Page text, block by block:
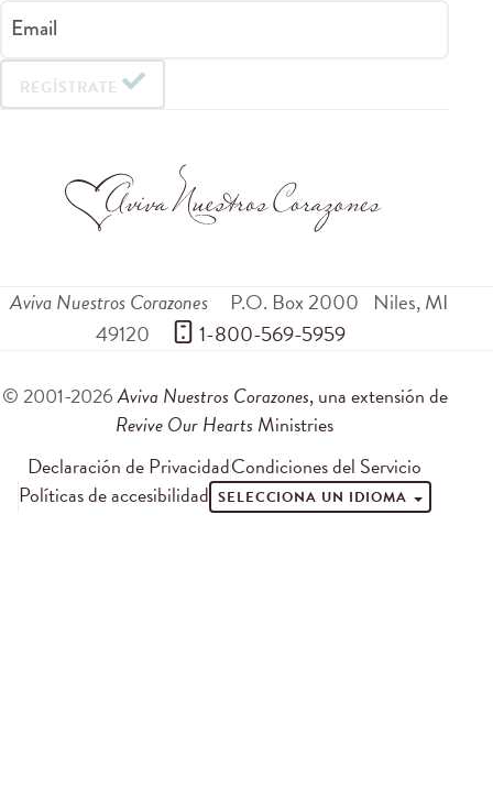
Email
REGÍSTRATE
Aviva Nuestros Corazones P.O. Box 2000 Niles,MI
49120
1-800-569-5959
© 2001-2026Aviva Nuestros Corazones, una extensión de
Revive Our Hearts Ministries
Declaración de PrivacidadCondiciones del Servicio
Políticas de accesibilidad SELECCIONA UN IDIOMA